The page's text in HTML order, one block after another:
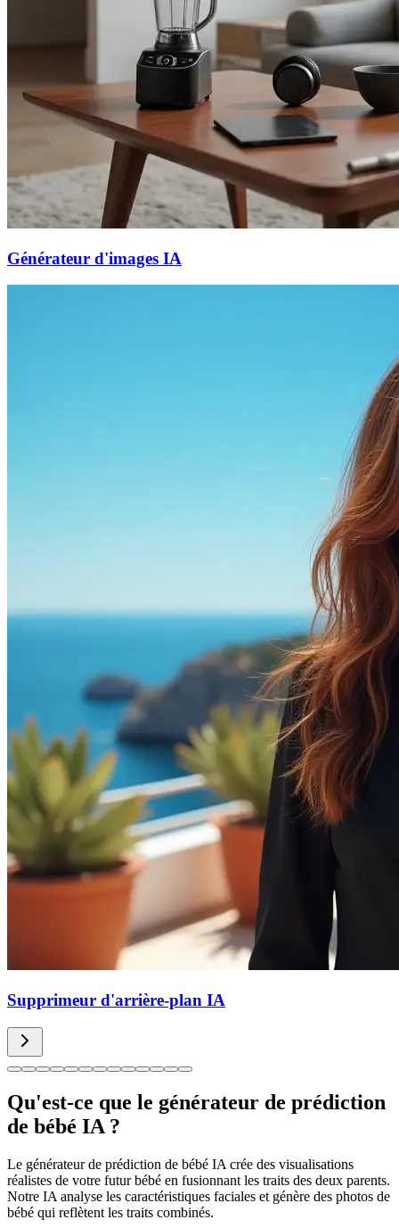
Générateur d'images IA
Supprimeur d'arrière-plan IA
Qu'est-ce que le générateur de prédiction
de bébé IA ?
Le générateur de prédiction de bébé IA crée des visualisations
réalistes de votre futur bébé en fusionnant les traits des deux parents.
Notre IA analyse les caractéristiques faciales et génère des photos de
bébé qui reflètent les traits combinés.